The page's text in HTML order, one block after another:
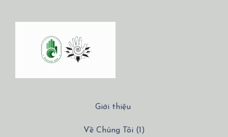
Giới thiệu
Về Chúng Tôi (1)